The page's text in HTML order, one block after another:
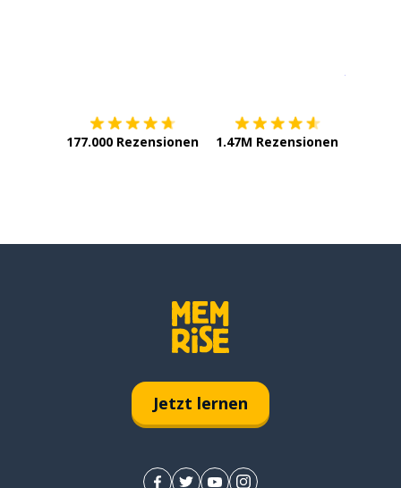
177.000 Rezensionen 1.47M Rezensionen
Jetzt lernen